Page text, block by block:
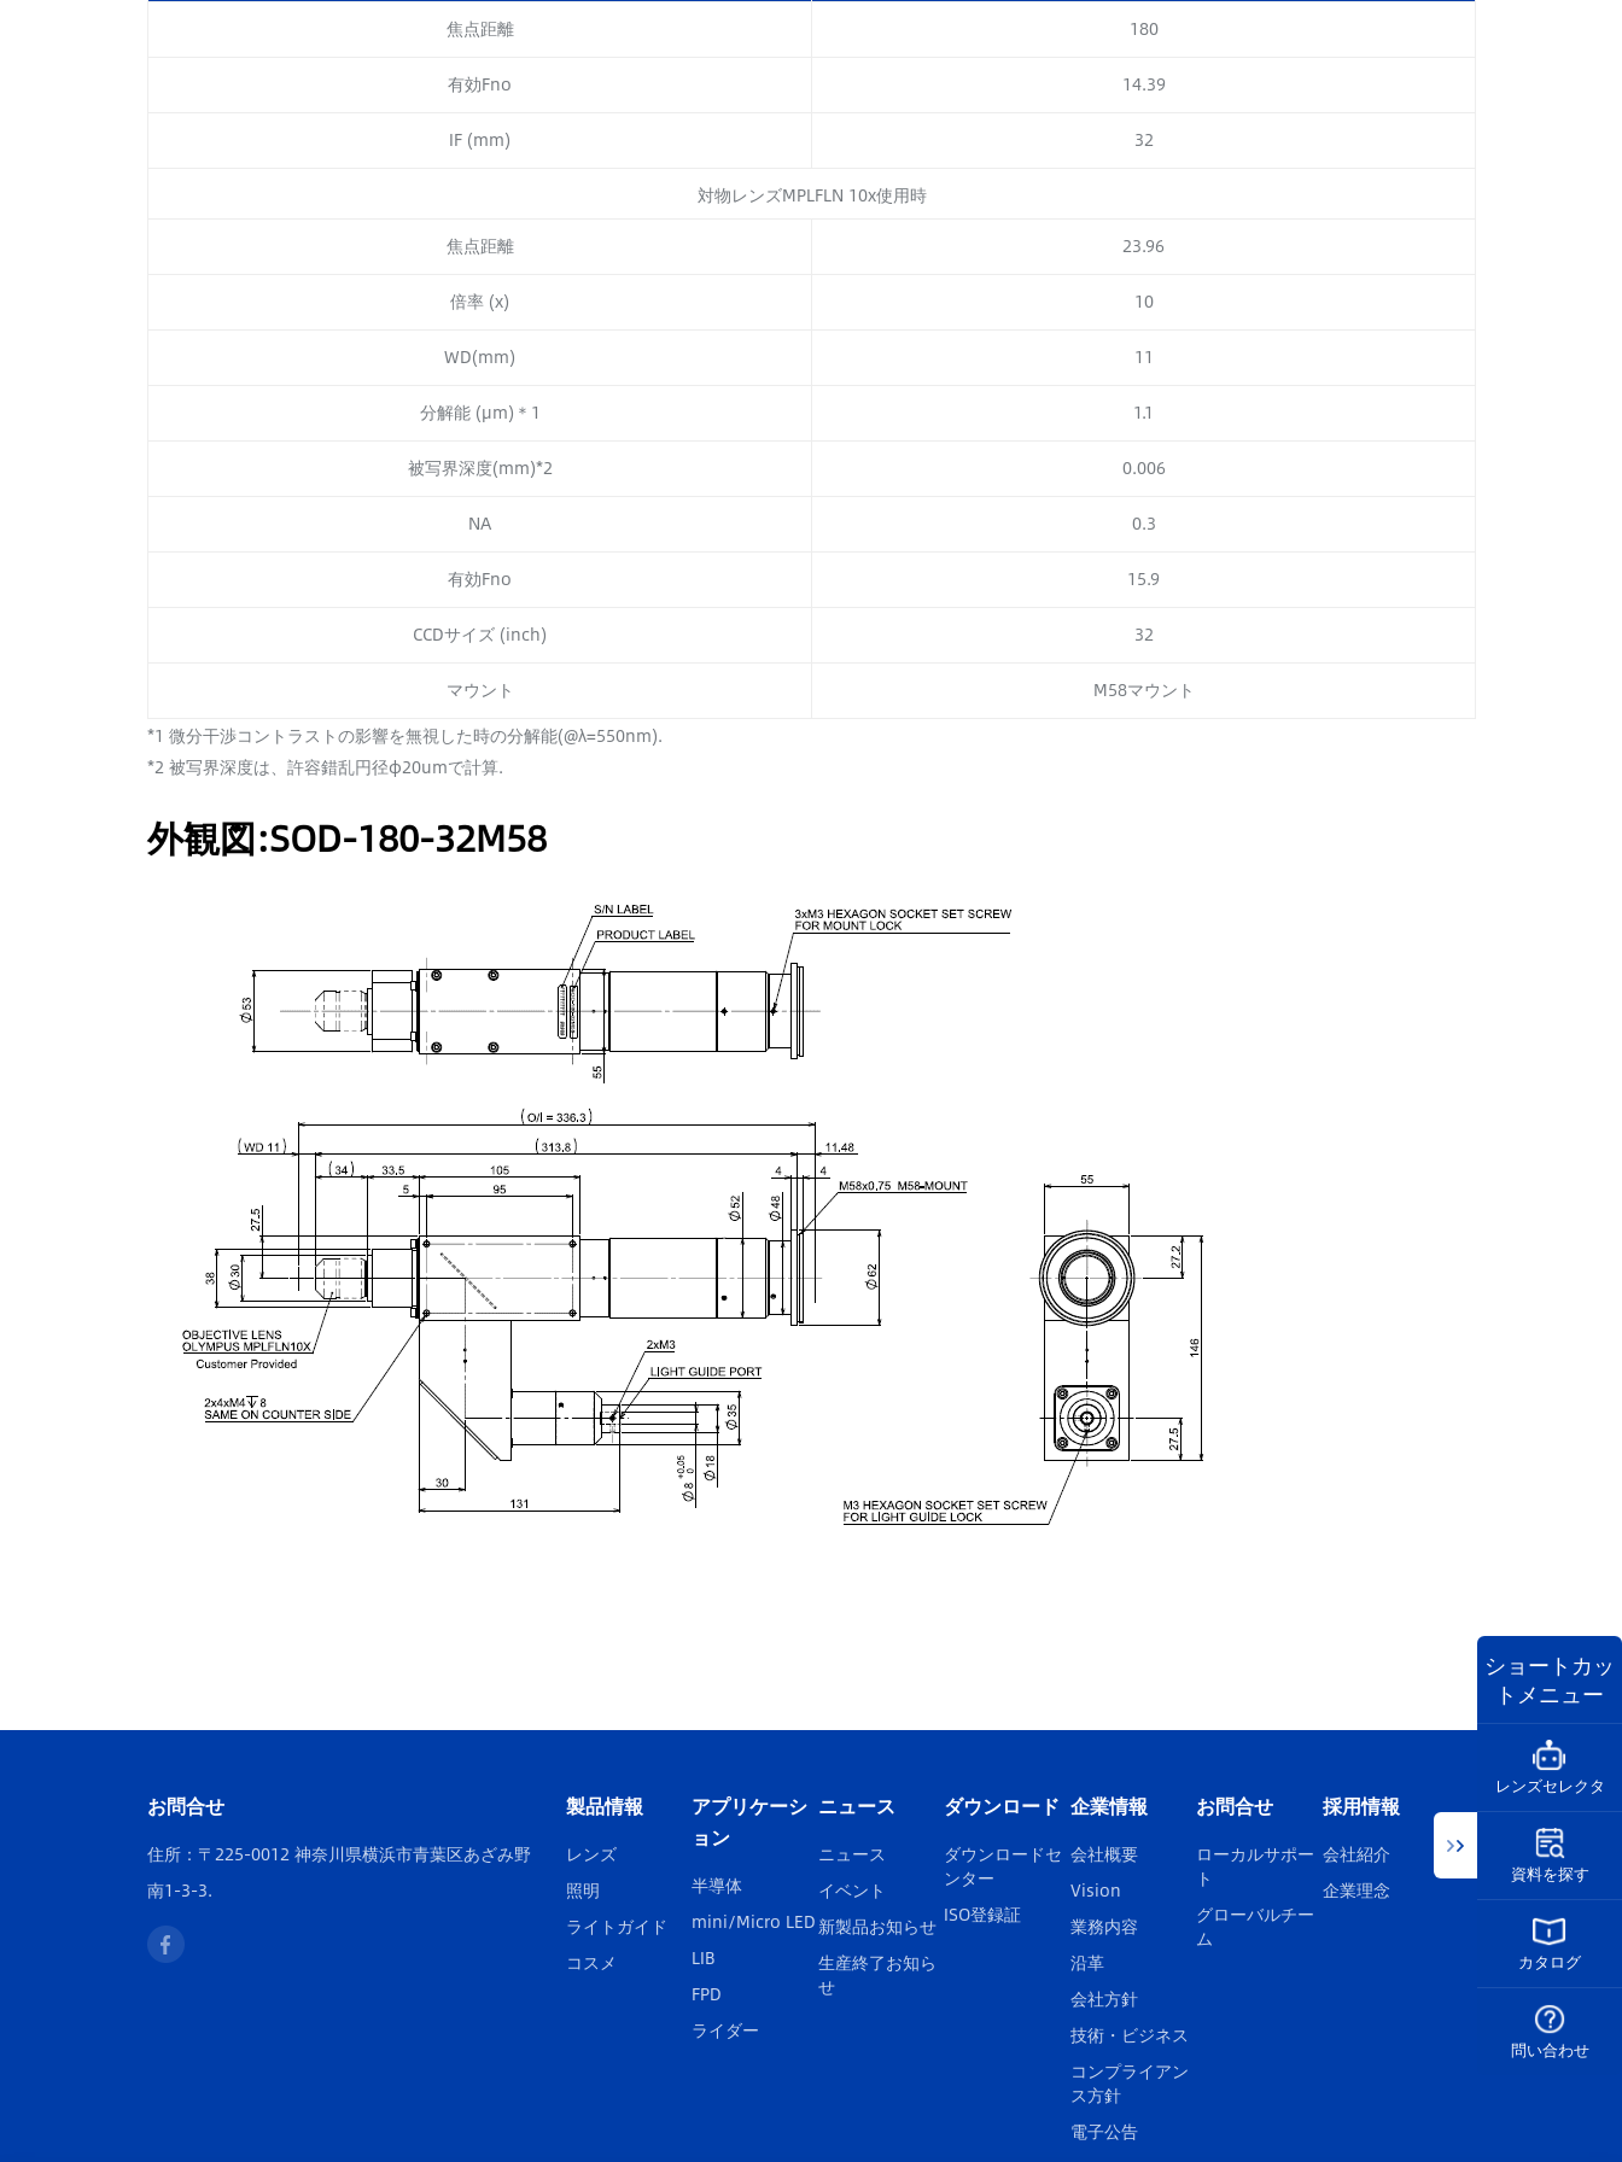
焦点距離 180
有効Fno 14.39
IF (mm) 32
対物レンズMPLFLN 10x使用時
焦点距離
23.96
倍率 (x) 10
WD(mm) 11
分解能 (μm)＊1 1.1
被写界深度(mm)*2 0.006
NA 0.3
有効Fno 15.9
CCDサイズ (inch) 32
マウント
M58マウント
*1 微分干渉コントラストの影響を無視した時の分解能(@λ=550nm).
*2 被写界深度は、許容錯乱円径φ20umで計算.
外観図:SOD-180-32M58
お問合せ
住所：〒225-0012 神奈川県横浜市青葉区あざみ野
南1-3-3.
製品情報
レンズ
照明
ライトガイド
コスメ
アプリケーシ
ョン
半導体
mini/Micro LED
LIB
FPD
ライダー
ニュース
ニュース
イベント
新製品お知らせ
生産終了お知ら
せ
ダウンロード
ダウンロードセ
ンター
ISO登録証
企業情報
会社概要
Vision
業務内容
沿革
会社方針
技術・ビジネス
コンプライアン
ス方針
電子公告
お問合せ
ローカルサポー
ト
グローバルチー
ム
採用情報
会社紹介
企業理念
ショートカッ
トメニュー
レンズセレクタ
資料を探す
カタログ
問い合わせ